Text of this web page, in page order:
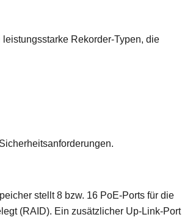
Rekorder-Typen, die
stellt 8 bzw. 16 PoE-Ports für die
(RAID). Ein zusätzlicher Up-Link-Port